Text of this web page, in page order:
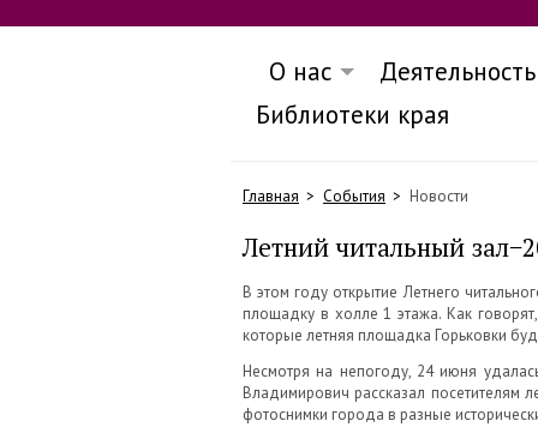
О нас
Деятельность
Библиотеки края
Главная События Новости
Летний читальный
В этом году открытие Летнего
площадку в холле 1 этажа. Как
которые летняя площадка Горьковки
Несмотря на непогоду, 24 июня
Владимирович рассказал посетителям
фотоснимки города в разные